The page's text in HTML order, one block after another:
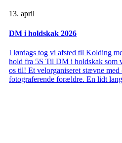
13. april
DM i holdskak 2026
I lørdags tog vi afsted til Kolding
hold fra 5S Til DM i holdskak som
os til! Et velorganiseret stævne
fotograferende forældre. En lidt